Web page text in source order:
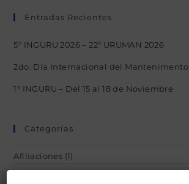
Entradas Recientes
5º INGURU 2026 – 22º URUMAN 2026
2do. Día Internacional del Mantenimento
1° INGURU – Del 15 al 18 de Noviembre
Categorías
Afiliaciones (1)